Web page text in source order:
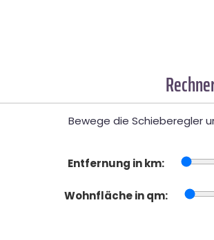
Bewege die Schieberegler
Entfernung in km:
Wohnfläche in qm: